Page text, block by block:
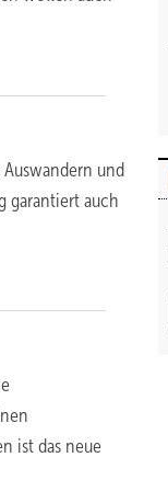
und
garantiert auch
ist das neue